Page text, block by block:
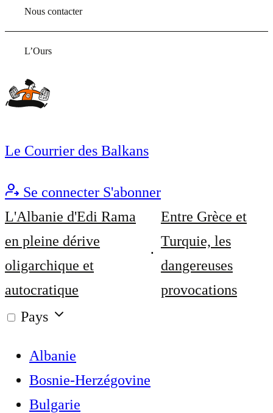
Nous contacter
L’Ours
Le Courrier des Balkans
Se connecter S'abonner
L'Albanie d'Edi Rama
en pleine dérive
oligarchique et
autocratique
Entre Grèce et
Turquie, les
dangereuses
provocations
Pays
Albanie
Bosnie-Herzégovine
Bulgarie